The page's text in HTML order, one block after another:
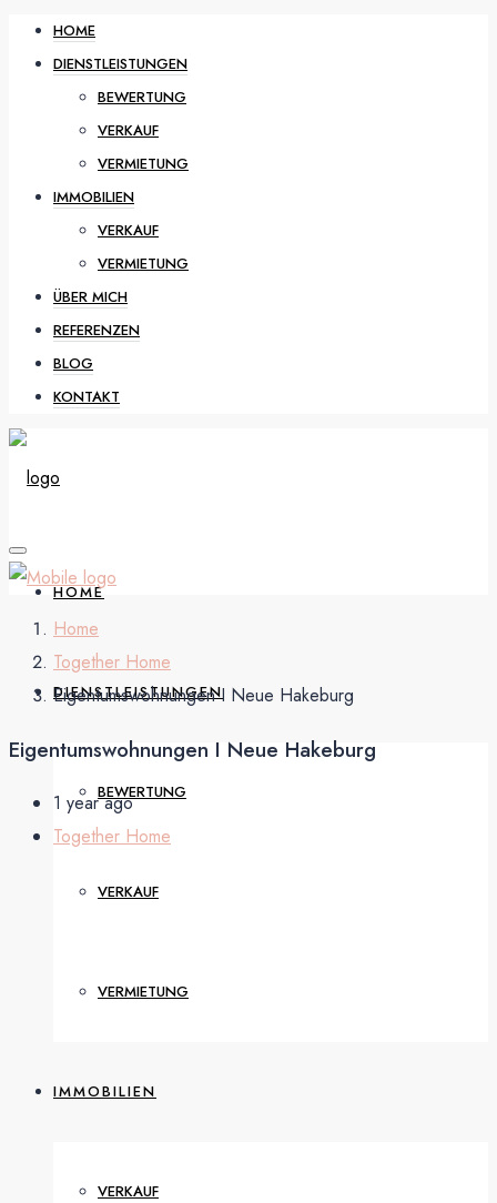
HOME
DIENSTLEISTUNGEN
BEWERTUNG
VERKAUF
VERMIETUNG
IMMOBILIEN
VERKAUF
VERMIETUNG
ÜBER MICH
REFERENZEN
BLOG
KONTAKT
HOME
DIENSTLEISTUNGEN
BEWERTUNG
VERKAUF
VERMIETUNG
IMMOBILIEN
VERKAUF
Home
Together Home
Eigentumswohnungen I Neue Hakeburg
Eigentumswohnungen I Neue Hakeburg
1 year ago
Together Home